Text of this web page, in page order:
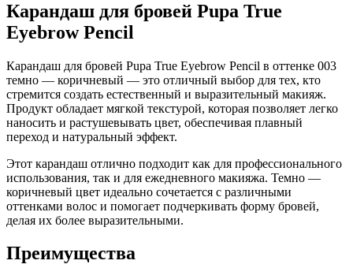
Карандаш для бровей Pupa True
Eyebrow Pencil
Карандаш для бровей Pupa True Eyebrow Pencil в оттенке 003
темно — коричневый — это отличный выбор для тех, кто
стремится создать естественный и выразительный макияж.
Продукт обладает мягкой текстурой, которая позволяет легко
наносить и растушевывать цвет, обеспечивая плавный
переход и натуральный эффект.
Этот карандаш отлично подходит как для профессионального
использования, так и для ежедневного макияжа. Темно —
коричневый цвет идеально сочетается с различными
оттенками волос и помогает подчеркивать форму бровей,
делая их более выразительными.
Преимущества